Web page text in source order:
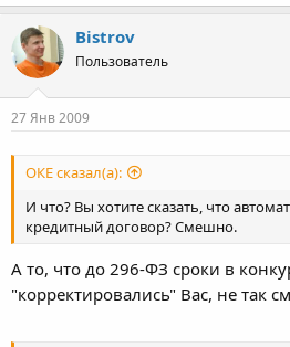
Bistrov
Пользователь
27 Янв 2009
ОКЕ сказал(а):
И что? Вы хотите сказать, что
кредитный договор? Смешно.
А то, что до 296-ФЗ сроки в
"корректировались" Вас, не так